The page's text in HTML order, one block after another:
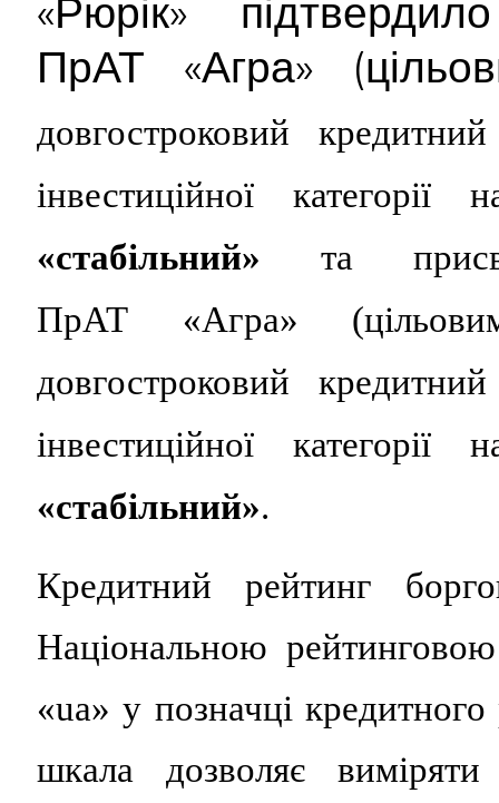
«Рюрік»
ПрАТ «Агра»
довгостроковий
інвестиційної
«стабільний» та
ПрАТ «Агра»
довгостроковий
інвестиційної
«стабільний».
Кредитний рейтинг
Національною
«ua» у позначці
шкала дозволяє